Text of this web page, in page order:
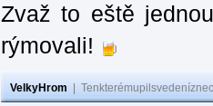
Zvaž to eště
rýmovali!
VelkyHrom